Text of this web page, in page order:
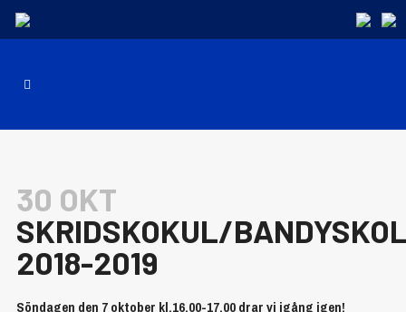
30 OKT
SKRIDSKOKUL/
2018-2019
Söndagen den 7 oktober kl.16.00-17.00 drar vi igång igen!